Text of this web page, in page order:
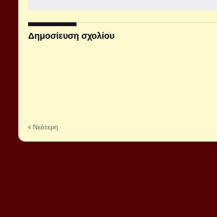
Δημοσίευση σχολίου
Νεότερη